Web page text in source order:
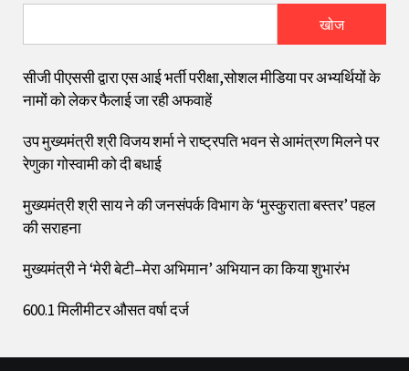
खोज
सीजी पीएससी द्वारा एस आई भर्ती परीक्षा,सोशल मीडिया पर अभ्यर्थियों के
नामों को लेकर फैलाई जा रही अफवाहें
उप मुख्यमंत्री श्री विजय शर्मा ने राष्ट्रपति भवन से आमंत्रण मिलने पर
रेणुका गोस्वामी को दी बधाई
मुख्यमंत्री श्री साय ने की जनसंपर्क विभाग के ‘मुस्कुराता बस्तर’ पहल
की सराहना
मुख्यमंत्री ने ‘मेरी बेटी–मेरा अभिमान’ अभियान का किया शुभारंभ
600.1 मिलीमीटर औसत वर्षा दर्ज